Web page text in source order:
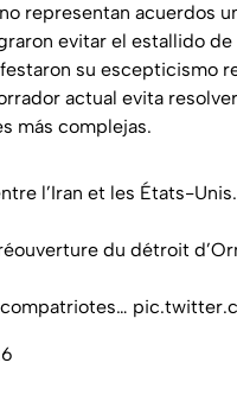
representan acuerdos
evitar el estallido de
su escepticismo
actual evita
más complejas.
l’Iran et les États-Unis.
du détroit